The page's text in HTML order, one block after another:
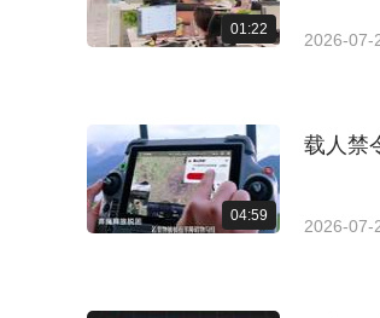
01:22
2026-07-
04:59
载人禁
2026-07-